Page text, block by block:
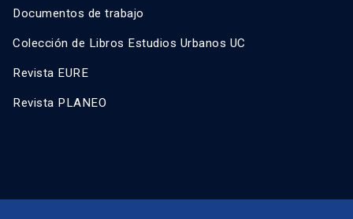
Documentos de trabajo
Colección de Libros Estudios Urbanos UC
Revista EURE
Revista PLANEO